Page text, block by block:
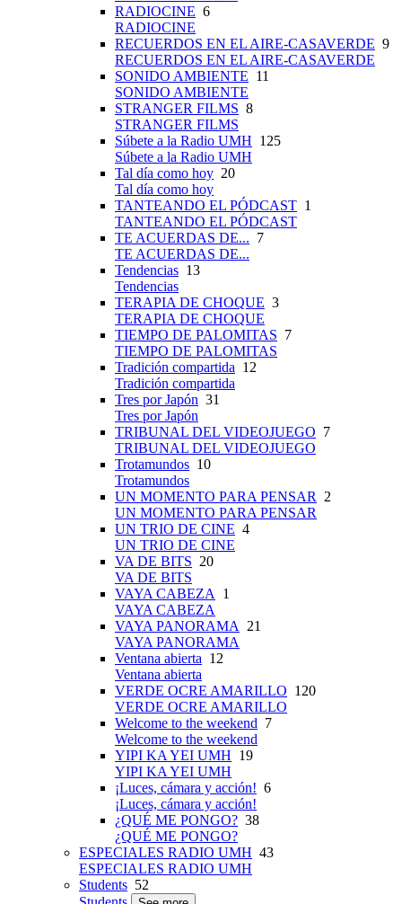
RADIOCINE 6
RADIOCINE
RECUERDOS EN EL AIRE-CASAVERDE 9
RECUERDOS EN EL AIRE-CASAVERDE
SONIDO AMBIENTE 11
SONIDO AMBIENTE
STRANGER FILMS 8
STRANGER FILMS
Súbete a la Radio UMH 125
Súbete a la Radio UMH
Tal día como hoy 20
Tal día como hoy
TANTEANDO EL PÓDCAST 1
TANTEANDO EL PÓDCAST
TE ACUERDAS DE... 7
TE ACUERDAS DE...
Tendencias 13
Tendencias
TERAPIA DE CHOQUE 3
TERAPIA DE CHOQUE
TIEMPO DE PALOMITAS 7
TIEMPO DE PALOMITAS
Tradición compartida 12
Tradición compartida
Tres por Japón 31
Tres por Japón
TRIBUNAL DEL VIDEOJUEGO 7
TRIBUNAL DEL VIDEOJUEGO
Trotamundos 10
Trotamundos
UN MOMENTO PARA PENSAR 2
UN MOMENTO PARA PENSAR
UN TRIO DE CINE 4
UN TRIO DE CINE
VA DE BITS 20
VA DE BITS
VAYA CABEZA 1
VAYA CABEZA
VAYA PANORAMA 21
VAYA PANORAMA
Ventana abierta 12
Ventana abierta
VERDE OCRE AMARILLO 120
VERDE OCRE AMARILLO
Welcome to the weekend 7
Welcome to the weekend
YIPI KA YEI UMH 19
YIPI KA YEI UMH
¡Luces, cámara y acción! 6
¡Luces, cámara y acción!
¿QUÉ ME PONGO? 38
¿QUÉ ME PONGO?
ESPECIALES RADIO UMH 43
ESPECIALES RADIO UMH
Students 52